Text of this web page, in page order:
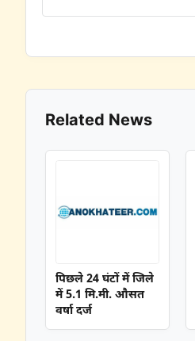
Related News
पिछले 24 घंटों में जिले
में 5.1 मि.मी. औसत
वर्षा दर्ज